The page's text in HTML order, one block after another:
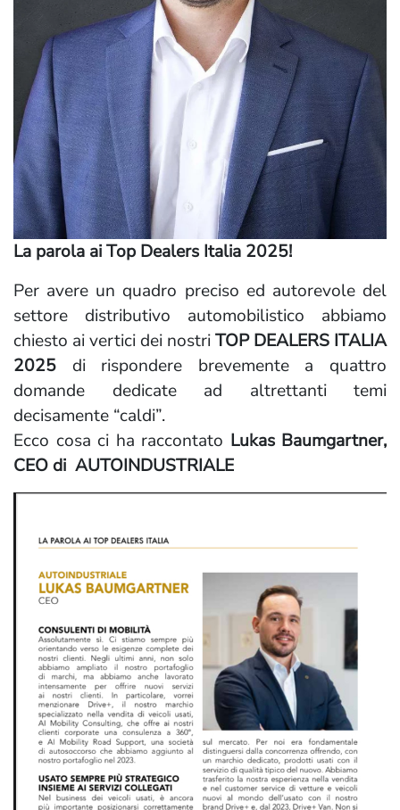
La parola ai Top Dealers Italia 2025!
Per avere un quadro preciso ed autorevole del
settore distributivo automobilistico abbiamo
chiesto ai vertici dei nostriTOP DEALERS ITALIA
2025 di rispondere brevemente a quattro
domande dedicate ad altrettanti temi
decisamente “caldi”.
Ecco cosa ci ha raccontato Lukas Baumgartner,
CEO di AUTOINDUSTRIALE